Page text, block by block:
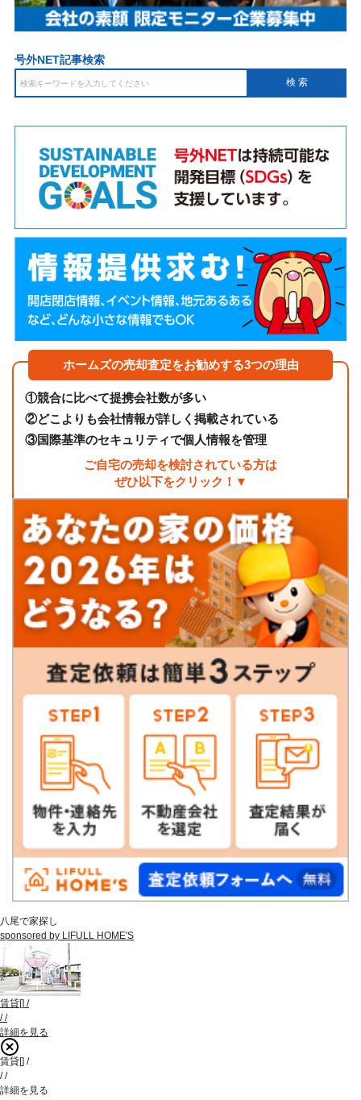
号外NET記事検索
ホームズの売却査定をお勧めする3つの理由
①競合に比べて提携会社数が多い
②どこよりも会社情報が詳しく掲載されている
③国際基準のセキュリティで個人情報を管理
ご自宅の売却を検討されている方は
ぜひ以下をクリック！▼
八尾で家探し
sponsored by LIFULL HOME'S
賃貸[] /
//
詳細を見る
賃貸[] /
//
詳細を見る